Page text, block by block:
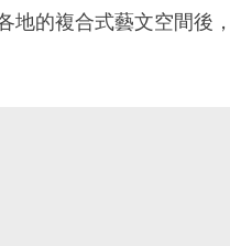
的複合式藝文空間後，